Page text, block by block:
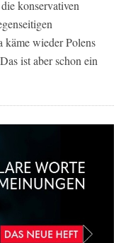
konservativen
käme wieder Polens
ist aber schon ein